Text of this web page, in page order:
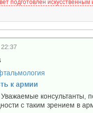
подготовлен искусственным
к армии
консультанты,
с таким зрением в